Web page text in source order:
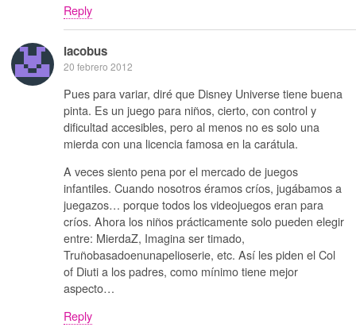
Reply
iacobus
20 febrero 2012
Pues para variar, diré que Disney Universe tiene buena
pinta. Es un juego para niños, cierto, con control y
dificultad accesibles, pero al menos no es solo una
mierda con una licencia famosa en la carátula.
A veces siento pena por el mercado de juegos
infantiles. Cuando nosotros éramos críos, jugábamos a
juegazos… porque todos los videojuegos eran para
críos. Ahora los niños prácticamente solo pueden elegir
entre: MierdaZ, Imagina ser timado,
Truñobasadoenunapelioserie, etc. Así les piden el Col
of Diuti a los padres, como mínimo tiene mejor
aspecto…
Reply